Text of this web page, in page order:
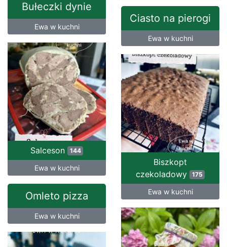
Bułeczki dynie
Ewa w kuchni
Ciasto na pierogi
Ewa w kuchni
Salceson 144
Ewa w kuchni
Biszkopt
czekoladowy
175
Ewa w kuchni
Omleto pizza
Ewa w kuchni